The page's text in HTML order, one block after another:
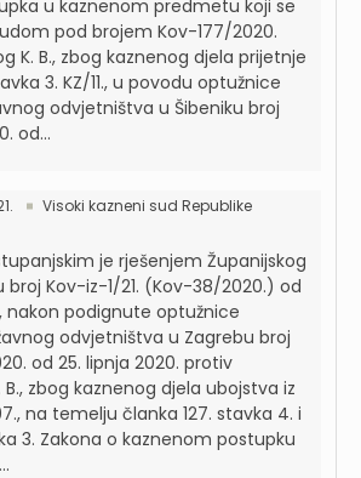
u kaznenom predmetu koji se
pod brojem Kov-177/2020.
K. B., zbog kaznenog djela prijetnje
3. KZ/11., u povodu optužnice
odvjetništva u Šibeniku broj
od...
Visoki kazneni sud Republike
je rješenjem Županijskog
broj Kov-iz-1/21. (Kov-38/2020.) od
nakon podignute optužnice
odvjetništva u Zagrebu broj
od 25. lipnja 2020. protiv
B., zbog kaznenog djela ubojstva iz
na temelju članka 127. stavka 4. i
3. Zakona o kaznenom postupku